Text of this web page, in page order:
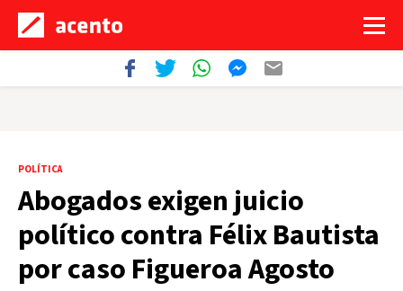
POLÍTICA
Abogados exigen juicio
político contra Félix Bautista
por caso Figueroa Agosto